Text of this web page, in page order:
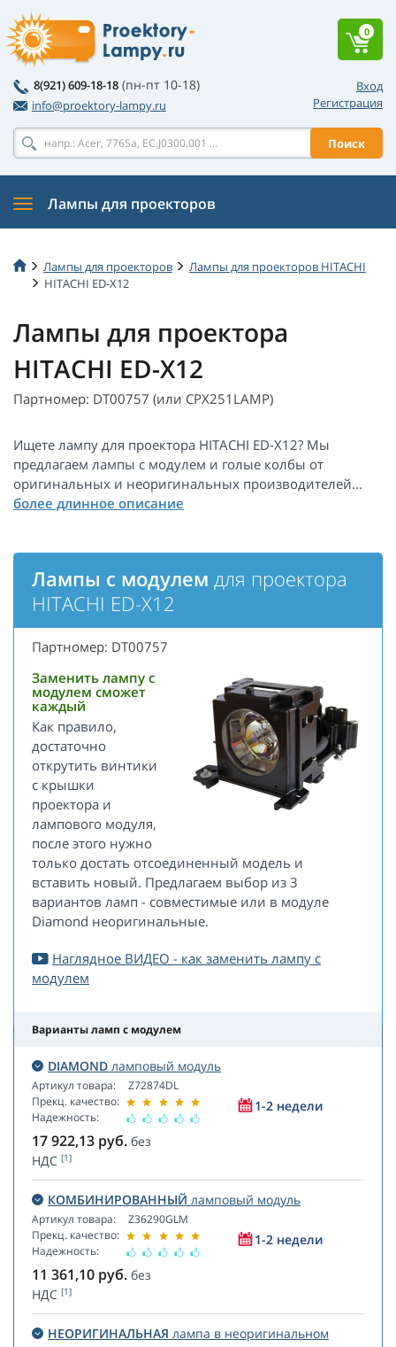
Вход
Регистрация
8(921) 609-18-18 (пн-пт 10-18)
info@proektory-lampy.ru
Поиск
0
Лампы для проекторов
Лампы для проекторов
Лампы для проекторов HITACHI
HITACHI ED-X12
Лампы для проектора
HITACHI ED-X12
Партномер: DT00757 (или CPX251LAMP)
Ищете лампу для проектора HITACHI ED-X12? Мы
предлагаем лампы с модулем и голые колбы от
оригинальных и неоригинальных производителей...
Лампы с модулем для проектора
HITACHI ED-X12
Партномер: DT00757
Заменить лампу с
модулем сможет
каждый
Как правило,
достаточно
открутить винтики
с крышки
проектора и
лампового модуля,
после этого нужно
только достать отсоединенный модель и
вставить новый. Предлагаем выбор из 3
вариантов ламп - совместимые или в модуле
Diamond неоригинальные.
Наглядное ВИДЕО - как заменить лампу с
модулем
Варианты ламп с модулем
DIAMOND ламповый модуль
Артикул товара:
Прекц. качество:
Надежность:
Z72874DL
1-2 недели
17 922,13 руб. без
НДС [1]
КОМБИНИРОВАННЫЙ ламповый модуль
Артикул товара:
Прекц. качество:
Надежность:
Z36290GLM
1-2 недели
11 361,10 руб. без
НДС [1]
НЕОРИГИНАЛЬНАЯ лампа в неоригинальном